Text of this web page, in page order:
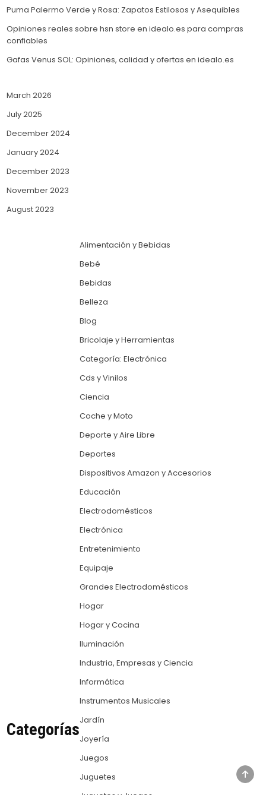
Puma Palermo Verde y Rosa: Zapatos Estilosos y Asequibles
Opiniones reales sobre hsn store en idealo.es para compras
confiables
Gafas Venus SOL: Opiniones, calidad y ofertas en idealo.es
March 2026
July 2025
December 2024
January 2024
December 2023
November 2023
August 2023
Categorías
Alimentación y Bebidas
Bebé
Bebidas
Belleza
Blog
Bricolaje y Herramientas
Categoría: Electrónica
Cds y Vinilos
Ciencia
Coche y Moto
Deporte y Aire Libre
Deportes
Dispositivos Amazon y Accesorios
Educación
Electrodomésticos
Electrónica
Entretenimiento
Equipaje
Grandes Electrodomésticos
Hogar
Hogar y Cocina
Iluminación
Industria, Empresas y Ciencia
Informática
Instrumentos Musicales
Jardín
Joyería
Juegos
Juguetes
TO